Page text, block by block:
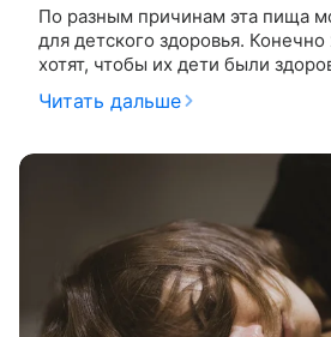
По разным причинам эта пища
для детского здоровья.
хотят, чтобы их дети были
до детского рациона,
Читать дальше